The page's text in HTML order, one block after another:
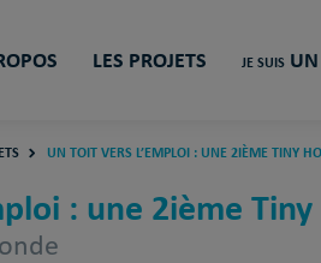
LES PROJETS JE SUIS
UN TOIT VERS L’EMPLOI : UNE 2IÈME TINY
: une 2ième